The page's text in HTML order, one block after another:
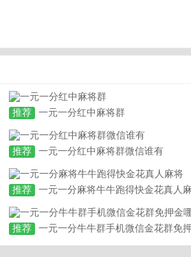
推荐 一元一分红中麻将群
推荐 一元一分红中麻将群微信谁有
推荐 一元一分麻将牛牛跑得快金花真人
推荐 一元一分牛牛群手机微信金花群免